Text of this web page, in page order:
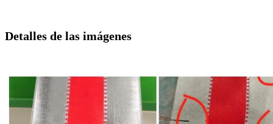
Detalles de las imágenes